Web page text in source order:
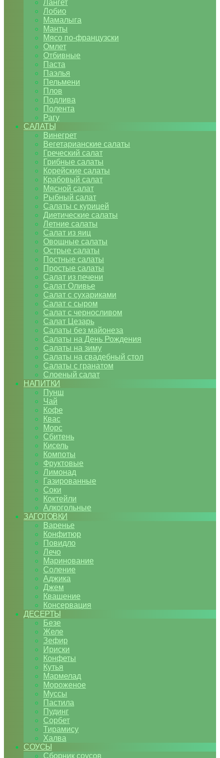
Лангет
Лобио
Мамалыга
Манты
Мясо по-французски
Омлет
Отбивные
Паста
Паэлья
Пельмени
Плов
Подлива
Полента
Рагу
САЛАТЫ
Винегрет
Вегетарианские салаты
Греческий салат
Грибные салаты
Корейские салаты
Крабовый салат
Мясной салат
Рыбный салат
Салаты с курицей
Диетические салаты
Летние салаты
Салат из яиц
Овощные салаты
Острые салаты
Постные салаты
Простые салаты
Салат из печени
Салат Оливье
Салат с сухариками
Салат с сыром
Салат с черносливом
Салат Цезарь
Салаты без майонеза
Салаты на День Рождения
Салаты на зиму
Салаты на свадебный стол
Салаты с гранатом
Слоеный салат
НАПИТКИ
Пунш
Чай
Кофе
Квас
Морс
Сбитень
Кисель
Компоты
Фруктовые
Лимонад
Газированные
Соки
Коктейли
Алкогольные
ЗАГОТОВКИ
Варенье
Конфитюр
Повидло
Лечо
Маринование
Соление
Аджика
Джем
Квашение
Консервация
ДЕСЕРТЫ
Безе
Желе
Зефир
Ириски
Конфеты
Кутья
Мармелад
Мороженое
Муссы
Пастила
Пудинг
Сорбет
Тирамису
Халва
СОУСЫ
Сборник соусов